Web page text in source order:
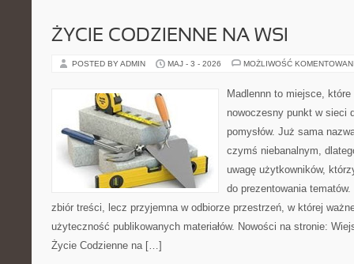
ŻYCIE CODZIENNE NA WSI
POSTED BY ADMIN MAJ - 3 - 2026 MOŻLIWOŚĆ
Madlennn to miejsce,
nowoczesny punkt w sieci
pomysłów. Już sama
czymś niebanalnym,
uwagę użytkowników,
do prezentowania
zbiór treści, lecz przyjemna w odbiorze przestrzeń, w której
użyteczność publikowanych materiałów. Nowości na stronie:
Życie Codzienne na […]